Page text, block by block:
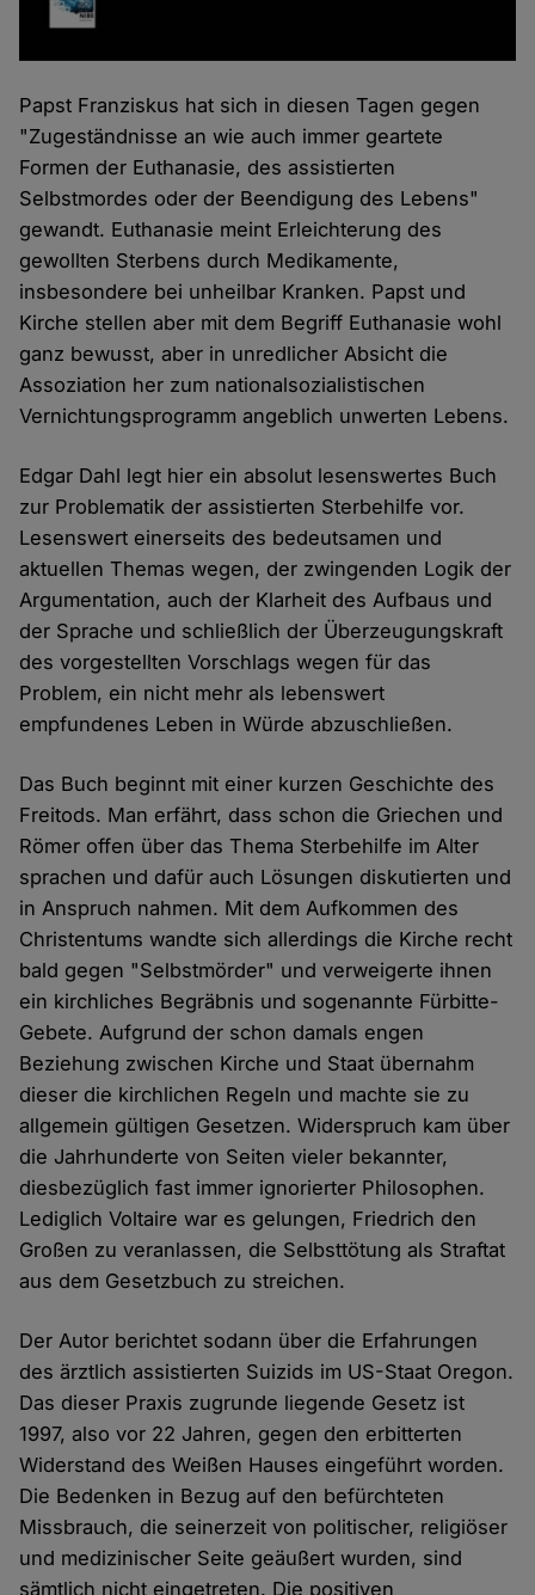
Papst Franziskus hat sich in diesen Tagen gegen
"Zugeständnisse an wie auch immer geartete
Formen der Euthanasie, des assistierten
Selbstmordes oder der Beendigung des Lebens"
gewandt. Euthanasie meint Erleichterung des
gewollten Sterbens durch Medikamente,
insbesondere bei unheilbar Kranken. Papst und
Kirche stellen aber mit dem Begriff Euthanasie wohl
ganz bewusst, aber in unredlicher Absicht die
Assoziation her zum nationalsozialistischen
Vernichtungsprogramm angeblich unwerten Lebens.
Edgar Dahl legt hier ein absolut lesenswertes Buch
zur Problematik der assistierten Sterbehilfe vor.
Lesenswert einerseits des bedeutsamen und
aktuellen Themas wegen, der zwingenden Logik der
Argumentation, auch der Klarheit des Aufbaus und
der Sprache und schließlich der Überzeugungskraft
des vorgestellten Vorschlags wegen für das
Problem, ein nicht mehr als lebenswert
empfundenes Leben in Würde abzuschließen.
Das Buch beginnt mit einer kurzen Geschichte des
Freitods. Man erfährt, dass schon die Griechen und
Römer offen über das Thema Sterbehilfe im Alter
sprachen und dafür auch Lösungen diskutierten und
in Anspruch nahmen. Mit dem Aufkommen des
Christentums wandte sich allerdings die Kirche recht
bald gegen "Selbstmörder" und verweigerte ihnen
ein kirchliches Begräbnis und sogenannte Fürbitte-
Gebete. Aufgrund der schon damals engen
Beziehung zwischen Kirche und Staat übernahm
dieser die kirchlichen Regeln und machte sie zu
allgemein gültigen Gesetzen. Widerspruch kam über
die Jahrhunderte von Seiten vieler bekannter,
diesbezüglich fast immer ignorierter Philosophen.
Lediglich Voltaire war es gelungen, Friedrich den
Großen zu veranlassen, die Selbsttötung als Straftat
aus dem Gesetzbuch zu streichen.
Der Autor berichtet sodann über die Erfahrungen
des ärztlich assistierten Suizids im US-Staat Oregon.
Das dieser Praxis zugrunde liegende Gesetz ist
1997, also vor 22 Jahren, gegen den erbitterten
Widerstand des Weißen Hauses eingeführt worden.
Die Bedenken in Bezug auf den befürchteten
Missbrauch, die seinerzeit von politischer, religiöser
und medizinischer Seite geäußert wurden, sind
sämtlich nicht eingetreten. Die positiven